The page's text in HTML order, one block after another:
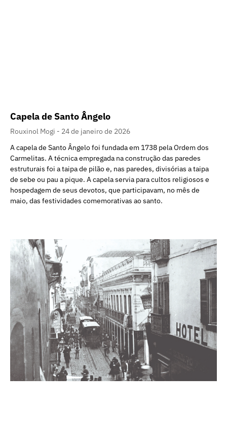
Capela de Santo Ângelo
Rouxinol Mogi
24 de janeiro de 2026
A capela de Santo Ângelo foi fundada em 1738 pela Ordem dos
Carmelitas. A técnica empregada na construção das paredes
estruturais foi a taipa de pilão e, nas paredes, divisórias a taipa
de sebe ou pau a pique. A capela servia para cultos religiosos e
hospedagem de seus devotos, que participavam, no mês de
maio, das festividades comemorativas ao santo.